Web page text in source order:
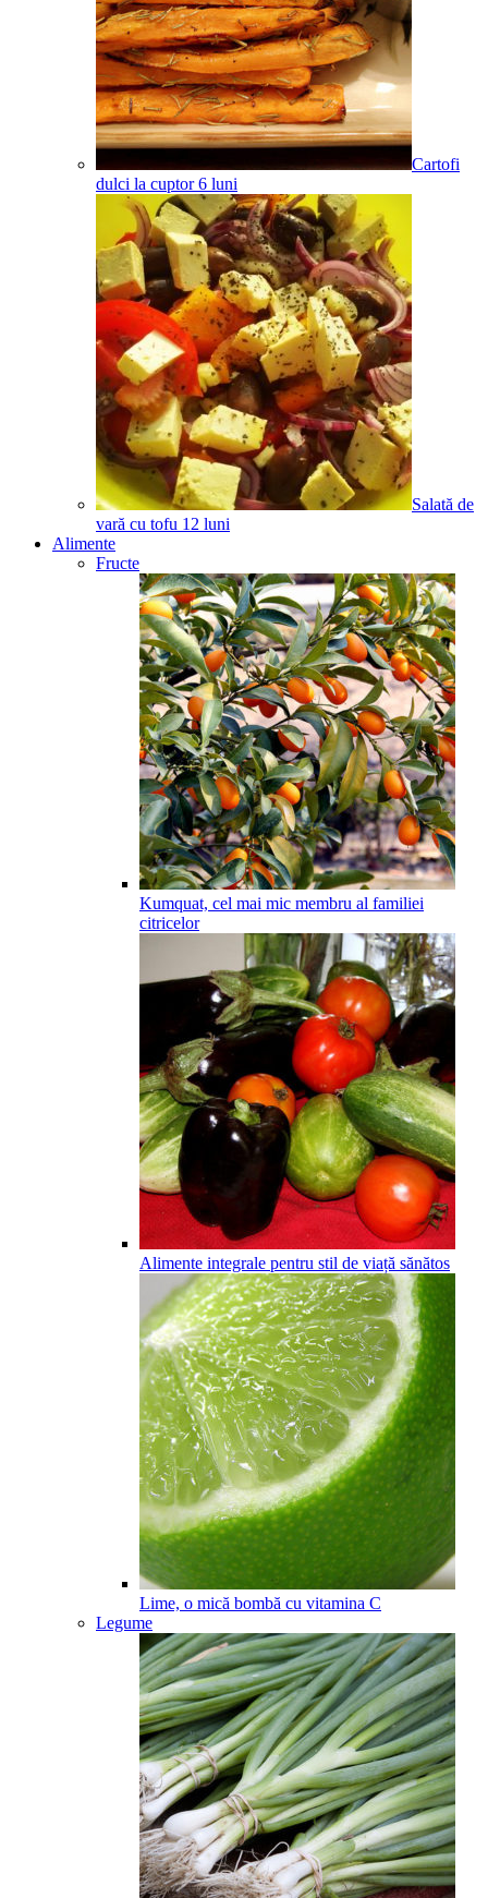
Cartofi
dulci la cuptor 6 luni
Salată de
vară cu tofu 12 luni
Alimente
Fructe
Kumquat, cel mai mic membru al familiei
citricelor
Alimente integrale pentru stil de viață sănătos
Lime, o mică bombă cu vitamina C
Legume